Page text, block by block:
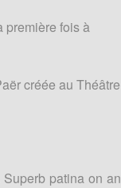
première fois à
créée au Théâtre
patina on an